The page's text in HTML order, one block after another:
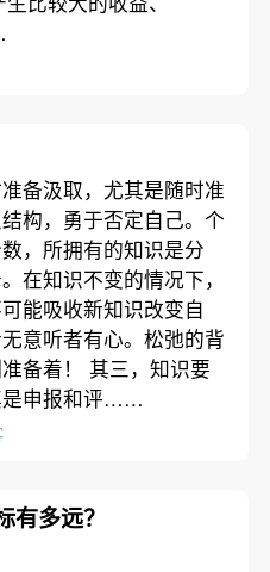
备汲取，尤其是随时准
构，勇于否定自己。个
，所拥有的知识是分
在知识不变的情况下，
能吸收新知识改变自
意听者有心。松弛的背
备着！ 其三，知识要
是申报和评……
有多远？